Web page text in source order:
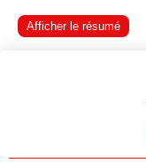
Afficher le résumé